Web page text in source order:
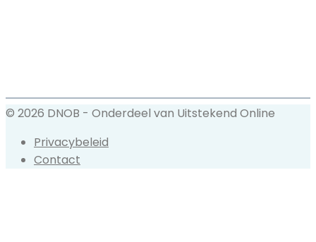
© 2026 DNOB - Onderdeel van Uitstekend Online
Privacybeleid
Contact